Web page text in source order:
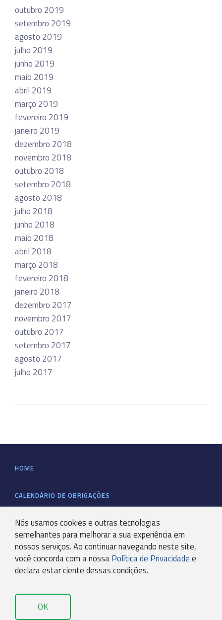
outubro 2019
setembro 2019
agosto 2019
julho 2019
junho 2019
maio 2019
abril 2019
março 2019
fevereiro 2019
janeiro 2019
dezembro 2018
novembro 2018
outubro 2018
setembro 2018
agosto 2018
julho 2018
junho 2018
maio 2018
abril 2018
março 2018
fevereiro 2018
janeiro 2018
dezembro 2017
novembro 2017
outubro 2017
setembro 2017
agosto 2017
julho 2017
Nós usamos cookies e outras tecnologias
semelhantes para melhorar a sua experiência em
nossos serviços. Ao continuar navegando neste site,
você concorda com a nossa Política de Privacidade e
declara estar ciente dessas condições.
OK
HOME
CALENDÁRIO DE OBRIGAÇÕES
QUEM SOMOS
CERTIFICAÇÕES